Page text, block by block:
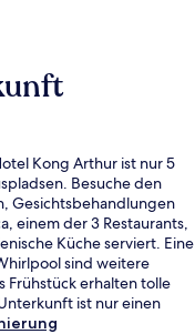
Kong Arthur ist nur 5
Besuche den
Gesichtsbehandlungen
einem der 3 Restaurants,
Küche serviert. Eine
sind weitere
Frühstück erhalten tolle
ist nur einen
entfernt: Zur